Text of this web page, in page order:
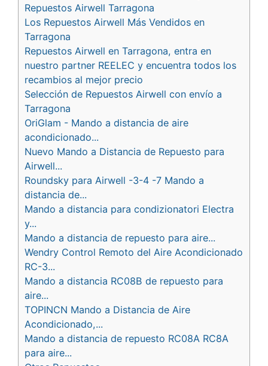
Repuestos Airwell Tarragona
Los Repuestos Airwell Más Vendidos en
Tarragona
Repuestos Airwell en Tarragona, entra en
nuestro partner REELEC y encuentra todos los
recambios al mejor precio
Selección de Repuestos Airwell con envío a
Tarragona
OriGlam - Mando a distancia de aire
acondicionado...
Nuevo Mando a Distancia de Repuesto para
Airwell...
Roundsky para Airwell -3-4 -7 Mando a
distancia de...
Mando a distancia para condizionatori Electra
y...
Mando a distancia de repuesto para aire...
Wendry Control Remoto del Aire Acondicionado
RC-3...
Mando a distancia RC08B de repuesto para
aire...
TOPINCN Mando a Distancia de Aire
Acondicionado,...
Mando a distancia de repuesto RC08A RC8A
para aire...